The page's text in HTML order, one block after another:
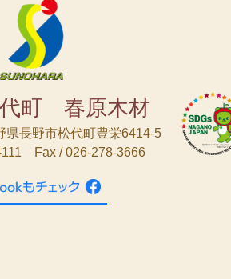
町 春原木材
長野市松代町豊栄6414-5
Fax / 026-278-3666